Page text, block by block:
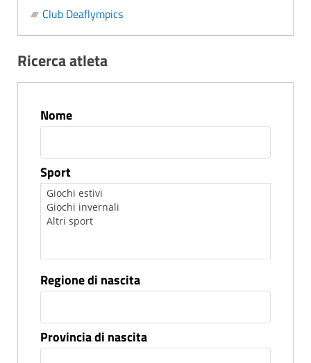
Club Deaflympics
Ricerca atleta
Nome
Sport
Regione di nascita
Provincia di nascita